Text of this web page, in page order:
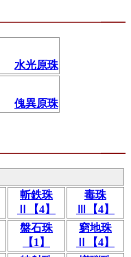
水光原珠
傀異原珠
斬鉄珠
Ⅱ【4】
毒珠
Ⅲ【4】
盤石珠
【1】
窮地珠
Ⅱ【4】